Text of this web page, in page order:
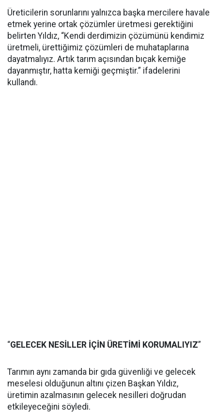
Üreticilerin sorunlarını yalnızca başka mercilere havale
etmek yerine ortak çözümler üretmesi gerektiğini
belirten Yıldız, “Kendi derdimizin çözümünü kendimiz
üretmeli, ürettiğimiz çözümleri de muhataplarına
dayatmalıyız. Artık tarım açısından bıçak kemiğe
dayanmıştır, hatta kemiği geçmiştir.” ifadelerini
kullandı.
“GELECEK NESİLLER İÇİN ÜRETİMİ KORUMALIYIZ”
Tarımın aynı zamanda bir gıda güvenliği ve gelecek
meselesi olduğunun altını çizen Başkan Yıldız,
üretimin azalmasının gelecek nesilleri doğrudan
etkileyeceğini söyledi.